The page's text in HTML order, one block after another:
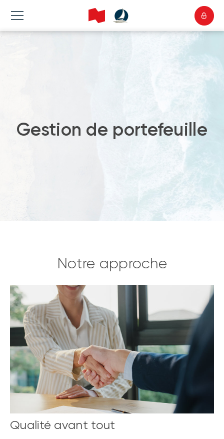
Gestion de portefeuille
Notre approche
Qualité avant tout